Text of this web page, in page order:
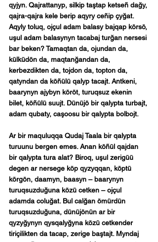
qyjyn. Qajrattanyp, silkip taştap ketseñ dağy,
qajra-qajra kele berip aqyry ceñip çyğat.
Aqyly toluq, ojçul adam balasy bajqap körsö,
uşul adam balasynyn tacabaj turğan nersesi
bar beken? Tamaqtan da, ojundan da,
külküdön da, maqtanğandan da,
kerbezdikten da, tojdon da, topton da,
qatyndan da köñülü qalyp tacajt. Antkeni,
baarynyn ajybyn köröt, turuqsuz ekenin
bilet, köñülü suujt. Dünüjö bir qalypta turbajt,
adam qubaty, caşoosu bir qalypta bolbojt.
Ar bir maquluqqa Qudaj Taala bir qalypta
turuunu bergen emes. Anan köñül qajdan
bir qalypta tura alat? Biroq, uşul zerigüü
degen ar nersege köp qyzyqqan, köptü
körgön, daamyn, baasyn – baarynyn
turuqsuzduğuna közü cetken – ojçul
adamda coluğat. Bul calğan ömürdün
turuqsuzduğuna, dünüjönün ar bir
qyzyğynyn qysqalyğyna közü cetkender
tiriçilikten da tacap, zerige baştajt. Myndaj